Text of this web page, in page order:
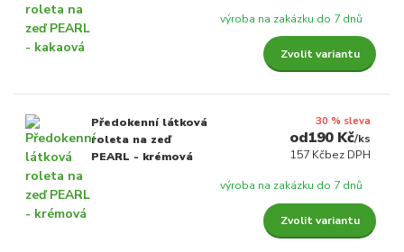
výroba na zakázku do 7 dnů
Zvolit variantu
Předokenní látková
roleta na zeď
PEARL - krémová
30 % sleva
190 Kč/ks
157 Kčbez DPH
výroba na zakázku do 7 dnů
Zvolit variantu